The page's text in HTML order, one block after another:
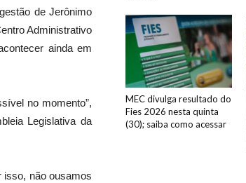
de Jerônimo
Administrativo
ainda em
no momento”,
Legislativa da
isso, não ousamos
MEC divulga resultado do
Fies 2026 nesta quinta
(30); saiba como acessar